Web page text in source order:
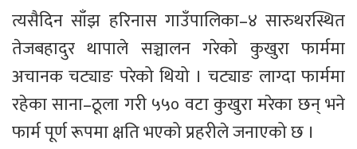
त्यसैदिन साँझ हरिनास गाउँपालिका–४ सारुथरस्थित
तेजबहादुर थापाले सञ्चालन गरेको कुखुरा फार्ममा
अचानक चट्याङ परेको थियो । चट्याङ लाग्दा फार्ममा
रहेका साना–ठूला गरी ५५० वटा कुखुरा मरेका छन् भने
फार्म पूर्ण रूपमा क्षति भएको प्रहरीले जनाएको छ ।